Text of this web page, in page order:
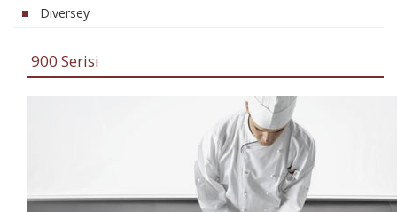
Diversey
900 Serisi